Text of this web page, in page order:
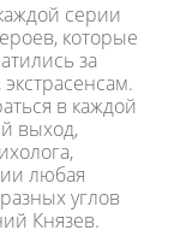
серии
которые
за
в каждой
выход,
любая
углов
Князев.